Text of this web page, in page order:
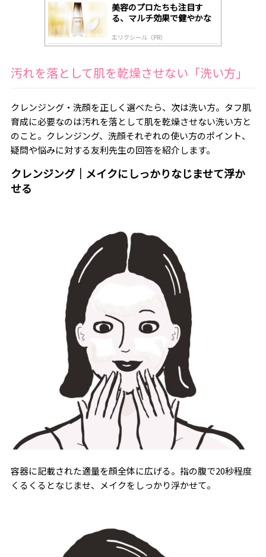
美容のプロたちも注目す
る、マルチ効果で健やかな
エリクシール（PR）
汚れを落として肌を乾燥させない「洗い方」
クレンジング・洗顔を正しく選べたら、次は洗い方。タフ肌
育成に必要なのは汚れを落として肌を乾燥させない洗い方と
のこと。クレンジング、洗顔それぞれの使い方のポイント、
疑問や悩みに対する友利先生の回答を紹介します。
クレンジング｜メイクにしっかりなじませて浮か
せる
容器に記載された適量を顔全体に広げる。指の腹で20秒程度
くるくるとなじませ、メイクをしっかり浮かせて。